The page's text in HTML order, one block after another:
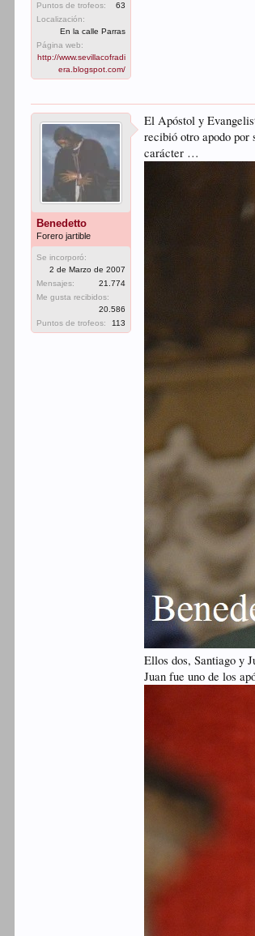
Puntos de trofeos:
63
Localización:
En la calle Parras
Página web:
http://www.sevillacofradi
era.blogspot.com/
Benedetto
Forero jartible
Se incorporó:
2 de Marzo de 2007
Mensajes:
21.774
Me gusta recibidos:
20.586
Puntos de trofeos:
113
El Apóstol y
recibió otro apodo por
carácter …
Ellos dos, Santiago y
Juan fue uno de los